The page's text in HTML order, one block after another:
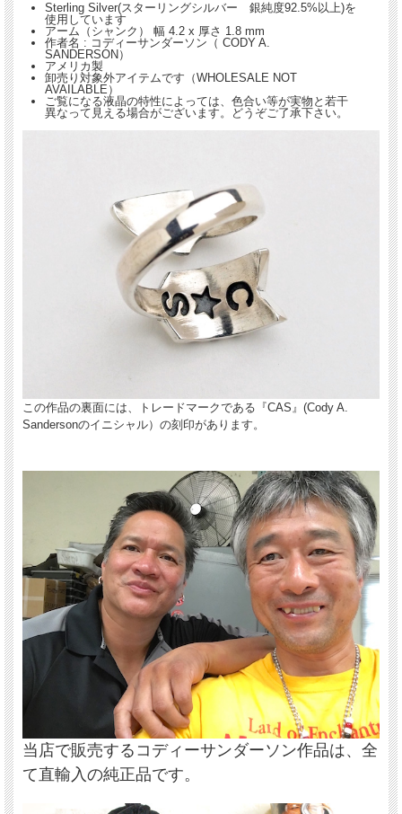
Sterling Silver(スターリングシルバー 銀純度92.5%以上)を
使用しています
アーム（シャンク） 幅 4.2 x 厚さ 1.8 mm
作者名 : コディーサンダーソン（ CODY A.
SANDERSON）
アメリカ製
卸売り対象外アイテムです（WHOLESALE NOT
AVAILABLE）
ご覧になる液晶の特性によっては、色合い等が実物と若干
異なって見える場合がございます。どうぞご了承下さい。
この作品の裏面には、トレードマークである『CAS』(Cody A.
Sandersonのイニシャル）の刻印があります。
当店で販売するコディーサンダーソン作品は、全
て直輸入の純正品です。